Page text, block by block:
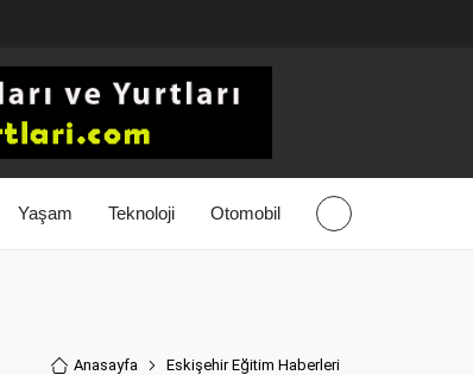
Yaşam Teknoloji Otomobil
Anasayfa Eskişehir Eğitim Haberleri